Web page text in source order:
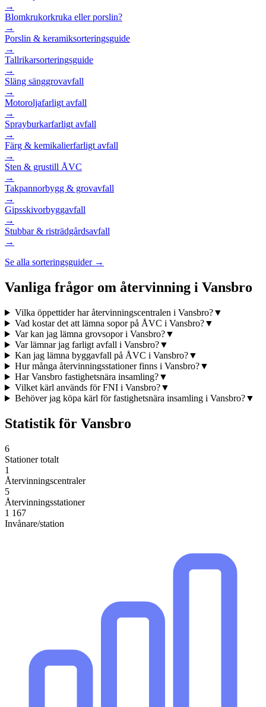
→
Blomkrukorkruka eller porslin?
→
Porslin & keramiksorteringsguide
→
Tallrikarsorteringsguide
→
Släng sänggrovavfall
→
Motoroljafarligt avfall
→
Sprayburkarfarligt avfall
→
Färg & kemikalierfarligt avfall
→
Sten & grustill ÅVC
→
Takpannorbygg & grovavfall
→
Gipsskivorbyggavfall
→
Stubbar & risträdgårdsavfall
→
Se alla sorteringsguider →
Vanliga frågor om återvinning i Vansbro
Vilka öppettider har återvinningscentralen i Vansbro?▼
Vad kostar det att lämna sopor på ÅVC i Vansbro?▼
Var kan jag lämna grovsopor i Vansbro?▼
Var lämnar jag farligt avfall i Vansbro?▼
Kan jag lämna byggavfall på ÅVC i Vansbro?▼
Hur många återvinningsstationer finns i Vansbro?▼
Har Vansbro fastighetsnära insamling?▼
Vilket kärl används för FNI i Vansbro?▼
Behöver jag köpa kärl för fastighetsnära insamling i Vansbro?▼
Statistik för Vansbro
6
Stationer totalt
1
Återvinningscentraler
5
Återvinningsstationer
1 167
Invånare/station